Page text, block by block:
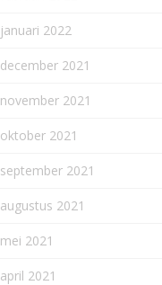
januari 2022
december 2021
november 2021
oktober 2021
september 2021
augustus 2021
mei 2021
april 2021